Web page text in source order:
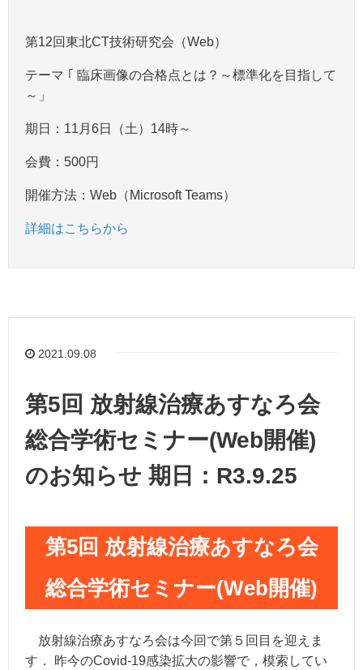
第12回東北CT技術研究会（Web）
テーマ ｢ 臨床画像の合格点とは？～標準化を目指して
～」
期日：11月6日（土）14時～
会費：500円
開催方法：Web（Microsoft Teams）
詳細はこちらから
2021.09.08
第5回 放射線治療あすなろ会
総合学術セミナー(Web開催)
のお知らせ 期日：R3.9.25
第5回 放射線治療あすなろ会
総合学術セミナー(Web開催)
放射線治療あすなろ会は今回で第５回目を迎えま
す． 昨今のCovid-19感染拡大の影響で，模索してい